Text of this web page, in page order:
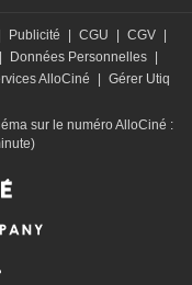
Publicité CGU CGV
Données Personnelles
AlloCiné
Gérer Utiq
sur le numéro AlloCiné :